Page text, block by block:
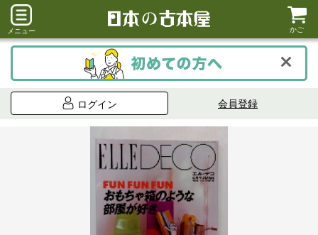
メニュー かご
ログイン 会員登録